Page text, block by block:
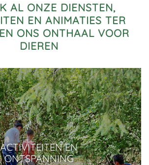
AL ONZE DIENSTEN,
EN ANIMATIES TER
ONS ONTHAAL VOOR
DIEREN
ACTIVITEITEN EN
ONTSPANNING